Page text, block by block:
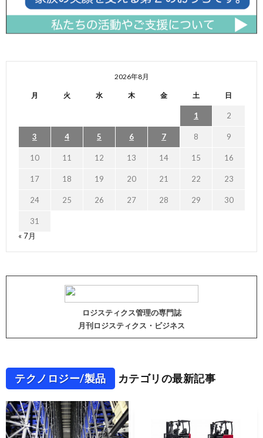
2026年8月
月 火 水 木 金 土 日
1 2
3 4 5 6 7 8 9
10 11 12 13 14 15 16
17 18 19 20 21 22 23
24 25 26 27 28 29 30
31
« 7月
ロジスティクス管理の専門誌
月刊ロジスティクス・ビジネス
テクノロジー/製品 カテゴリの最新記事